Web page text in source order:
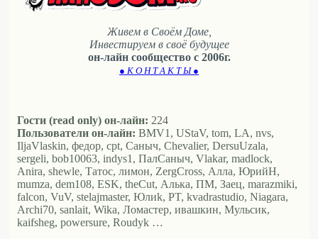
Живем в Своём Доме,
Инвестируем в своё будущее
он-лайн сообщество с 2006г.
● К О Н Т А К Т Ы ●
Гости (read only) он-лайн: 224
Пользователи он-лайн: BMV1, UStaV, tom, LA, nvs,
IljaVlaskin, федор, cpt, Саныч, Chevalier, DersuUzala,
sergeli, bob10063, indys1, ПалСаныч, Vlakar, madlock,
Anira, shewle, Татос, лимон, ZergCross, Алла, ЮрийН,
mumza, dem108, ESK, theCut, Алька, ПМ, Заец, marazmiki,
falcon, VuV, stelajmaster, Юлиk, PT, kvadrastudio, Niagara,
Archi70, sanlait, Wika, Ломастер, ивашкин, Мульсик,
kaifsheg, powersure, Roudyk …